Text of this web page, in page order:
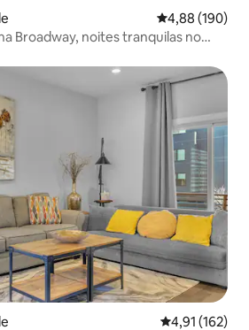
4,88 de uma
4,88 (190)
Broadway, noites tranquilas no
4,91 de uma
4,91 (162)